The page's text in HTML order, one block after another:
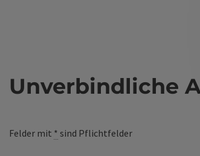
Unverbindliche
Felder mit * sind Pflichtfelder